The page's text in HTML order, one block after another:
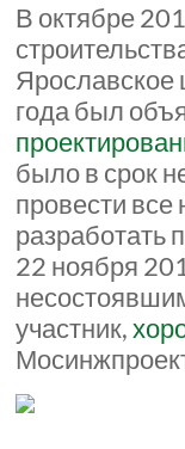
В октябре
Ярославское
года был
было в срок
провести
разработать
22 ноября
участник,